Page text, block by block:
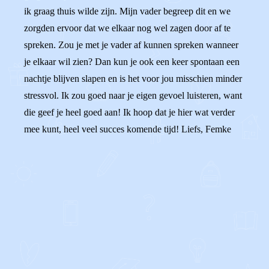
ik graag thuis wilde zijn. Mijn vader begreep dit en we
zorgden ervoor dat we elkaar nog wel zagen door af te
spreken. Zou je met je vader af kunnen spreken wanneer
je elkaar wil zien? Dan kun je ook een keer spontaan een
nachtje blijven slapen en is het voor jou misschien minder
stressvol. Ik zou goed naar je eigen gevoel luisteren, want
die geef je heel goed aan! Ik hoop dat je hier wat verder
mee kunt, heel veel succes komende tijd! Liefs, Femke